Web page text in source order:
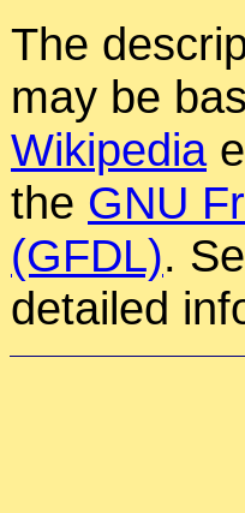
The
may be
Wikipedia
the GNU
(GFDL).
detailed